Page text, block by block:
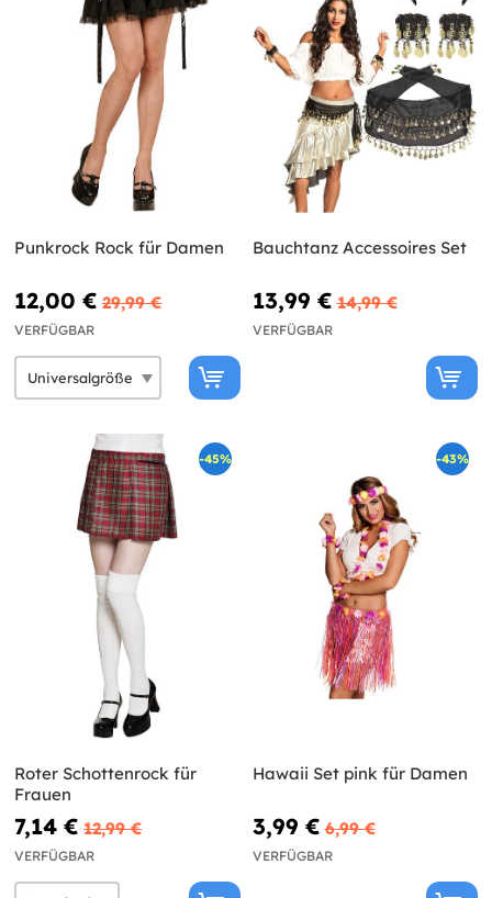
Punkrock Rock für Damen
12,00 € 29,99 €
VERFÜGBAR
Bauchtanz Accessoires Set
13,99 € 14,99 €
VERFÜGBAR
-45%
Roter Schottenrock für
Frauen
7,14 € 12,99 €
VERFÜGBAR
-43%
Hawaii Set pink für Damen
3,99 € 6,99 €
VERFÜGBAR